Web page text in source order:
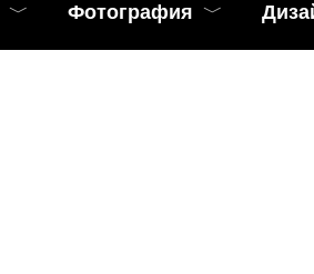
Фотография